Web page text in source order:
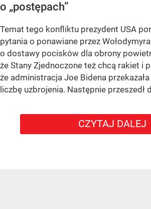
o „postępach”
Temat tego konfliktu prezydent USA
pytania o ponawiane przez
o dostawy pocisków dla obrony
że Stany Zjednoczone też chcą rakiet i
że administracja Joe Bidena
liczbę uzbrojenia. Następnie przeszedł
CZYTAJ DALEJ